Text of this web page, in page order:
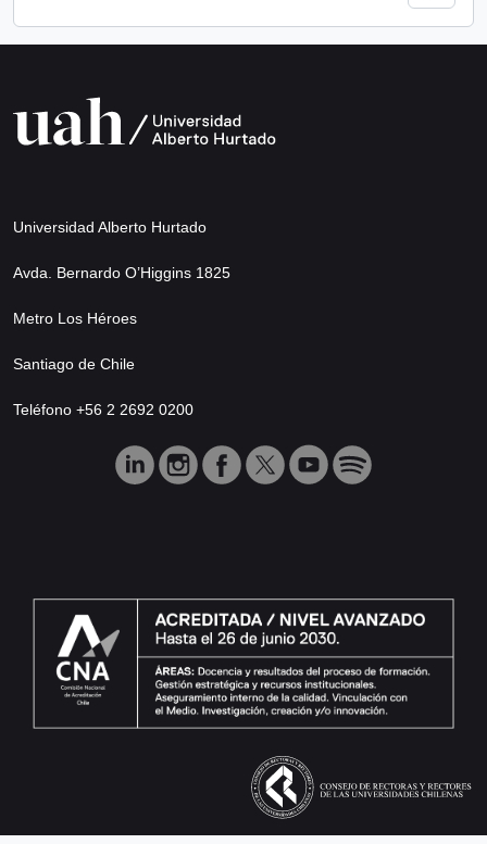
Universidad Alberto Hurtado
Avda. Bernardo O’Higgins 1825
Metro Los Héroes
Santiago de Chile
Teléfono +56 2 2692 0200